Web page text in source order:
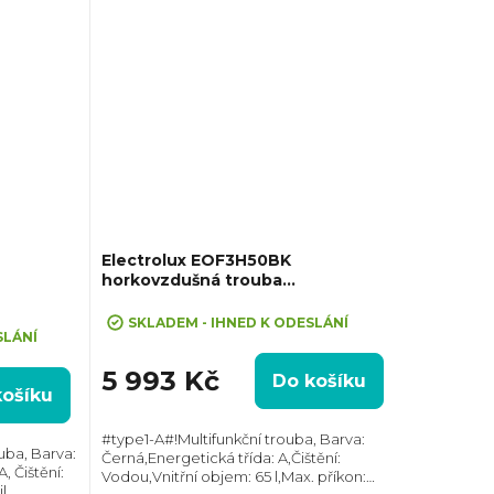
Barva:
Čištění:
Electrolux EOF3H50BK
horkovzdušná trouba
SKLADEM - IHNED K ODESLÁNÍ
5 993 Kč Do košíku
#type1-A#!Multifunkční trouba, Barva:
Černá,Energetická třída: A,Čištění:
Vodou,Vnitřní objem: 65 l,Max. příkon: